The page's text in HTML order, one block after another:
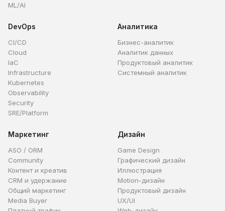
ML/AI
DevOps
CI/CD
Cloud
IaC
Infrastructure
Kubernetes
Observability
Security
SRE/Platform
Аналитика
Бизнес-аналитик
Аналитик данных
Продуктовый аналитик
Системный аналитик
Маркетинг
ASO / ORM
Community
Контент и креатив
CRM и удержание
Общий маркетинг
Media Buyer
Дизайн
Game Design
Графический дизайн
Иллюстрация
Motion-дизайн
Продуктовый дизайн
UX/UI